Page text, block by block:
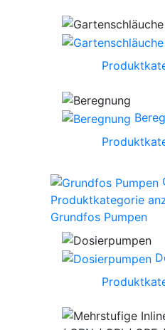
Produktkategorie
Grundfos Pumpen